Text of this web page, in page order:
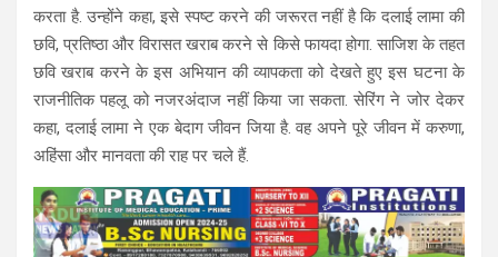
करता है. उन्होंने कहा, इसे स्पष्ट करने की जरूरत नहीं है कि दलाई लामा की
छवि, प्रतिष्ठा और विरासत खराब करने से किसे फायदा होगा. साजिश के तहत
छवि खराब करने के इस अभियान की व्यापकता को देखते हुए इस घटना के
राजनीतिक पहलू को नजरअंदाज नहीं किया जा सकता. सेरिंग ने जोर देकर
कहा, दलाई लामा ने एक बेदाग जीवन जिया है. वह अपने पूरे जीवन में करुणा,
अहिंसा और मानवता की राह पर चले हैं.